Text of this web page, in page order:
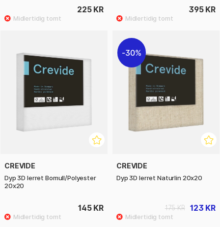
225 KR 395 KR
CREVIDE
Dyp 3D lerret Bomull/Polyester
20x20
145 KR
30%
CREVIDE
Dyp 3D lerret Naturlin 20x20
123 KR
175 KR